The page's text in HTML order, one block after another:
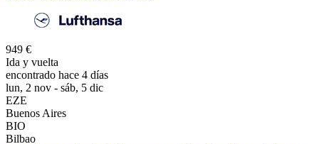
949 €
Ida y vuelta
encontrado hace 4 días
lun, 2 nov - sáb, 5 dic
EZE
Buenos Aires
BIO
Bilbao